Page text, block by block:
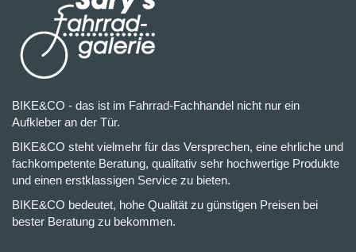
BIKE&CO - das ist im Fahrrad-Fachhandel nicht nur ein
Aufkleber an der Tür.
BIKE&CO steht vielmehr für das Versprechen, eine ehrliche und
fachkompetente Beratung, qualitativ sehr hochwertige Produkte
und einen erstklassigen Service zu bieten.
BIKE&CO bedeutet, hohe Qualität zu günstigen Preisen bei
bester Beratung zu bekommen.